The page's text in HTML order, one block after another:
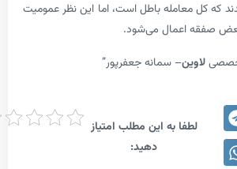
باطل است، اما این نظر عمومیت
می‌شود.
سمانه جعفرپور”
به این مطلب امتیاز
امتیاز
دهی